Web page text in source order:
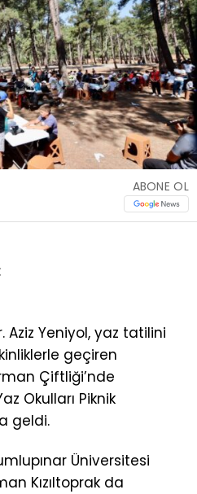
ABONE OL
Aziz Yeniyol, yaz tatilini
geçiren
Çiftliği’nde
Okulları Piknik
geldi.
Üniversitesi
Kızıltoprak da